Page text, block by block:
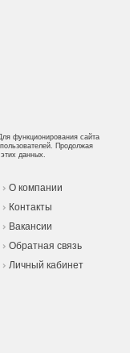
функционирования сайта
Продолжая
данных.
О компании
Контакты
Вакансии
Обратная связь
Личный кабинет